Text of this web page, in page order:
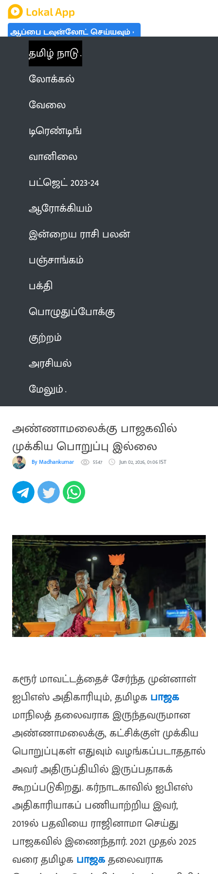
ஆப்பை டவுன்லோட் செய்யவும்
தமிழ் நாடு
லோக்கல்
வேலை
டிரெண்டிங்
வானிலை
பட்ஜெட் 2023-24
ஆரோக்கியம்
இன்றைய ராசி பலன்
பஞ்சாங்கம்
பக்தி
பொழுதுப்போக்கு
குற்றம்
அரசியல்
மேலும்
அண்ணாமலைக்கு பாஜகவில்
முக்கிய பொறுப்பு இல்லை
By Madhankumar 5547 Jun 02, 2026, 01:06 IST
கரூர் மாவட்டத்தைச் சேர்ந்த முன்னாள்
ஐபிஎஸ் அதிகாரியும், தமிழக பாஜக
மாநிலத் தலைவராக இருந்தவருமான
அண்ணாமலைக்கு, கட்சிக்குள் முக்கிய
பொறுப்புகள் எதுவும் வழங்கப்படாததால்
அவர் அதிருப்தியில் இருப்பதாகக்
கூறப்படுகிறது. கர்நாடகாவில் ஐபிஎஸ்
அதிகாரியாகப் பணியாற்றிய இவர்,
2019ல் பதவியை ராஜினாமா செய்து
பாஜகவில் இணைந்தார். 2021 முதல் 2025
வரை தமிழக பாஜகதலைவராக